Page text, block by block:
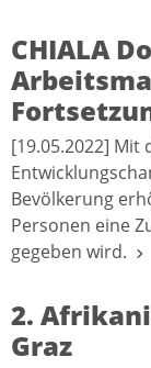
CHIALA
[19.05.2022] Mit
Bevölkerung
Personen eine
gegeben wird.
2.
Graz